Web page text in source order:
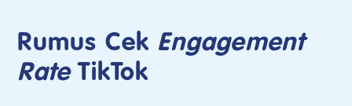
Rumus Cek Engagement
RateTikTok